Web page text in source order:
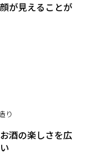
り
酒の楽しさを広
が見えることが